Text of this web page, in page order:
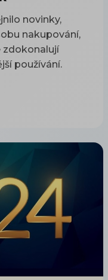
novinky,
nakupování,
zdokonalují
používání.